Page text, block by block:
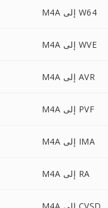
M4A إلى W64
M4A إلى WVE
M4A إلى AVR
M4A إلى PVF
M4A إلى IMA
M4A إلى RA